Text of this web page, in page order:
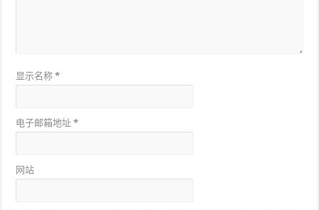
显示名称*
电子邮箱地址*
网站